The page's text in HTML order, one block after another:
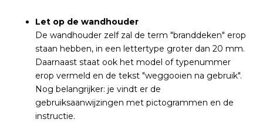
Let op de wandhouder
De wandhouder zelf zal de term "branddeken" erop
staan hebben, in een lettertype groter dan 20 mm.
Daarnaast staat ook het model of typenummer
erop vermeld en de tekst "weggooien na gebruik".
Nog belangrijker: je vindt er de
gebruiksaanwijzingen met pictogrammen en de
instructie.